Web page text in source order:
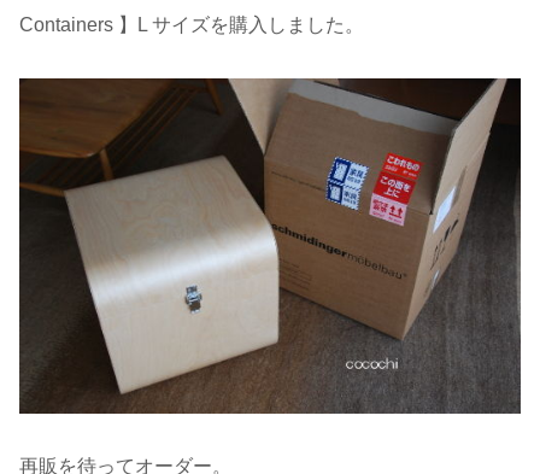
Containers 】L サイズを購入しました。
再販を待ってオーダー。